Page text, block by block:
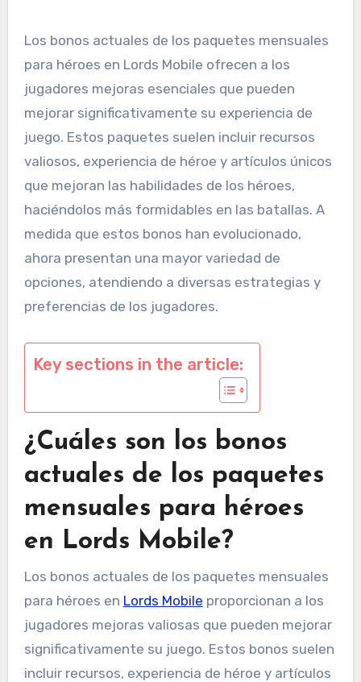
Los bonos actuales de los paquetes mensuales
para héroes en Lords Mobile ofrecen a los
jugadores mejoras esenciales que pueden
mejorar significativamente su experiencia de
juego. Estos paquetes suelen incluir recursos
valiosos, experiencia de héroe y artículos únicos
que mejoran las habilidades de los héroes,
haciéndolos más formidables en las batallas. A
medida que estos bonos han evolucionado,
ahora presentan una mayor variedad de
opciones, atendiendo a diversas estrategias y
preferencias de los jugadores.
Key sections in the article:
¿Cuáles son los bonos
actuales de los paquetes
mensuales para héroes
en Lords Mobile?
Los bonos actuales de los paquetes mensuales
para héroes en Lords Mobile proporcionan a los
jugadores mejoras valiosas que pueden mejorar
significativamente su juego. Estos bonos suelen
incluir recursos, experiencia de héroe y artículos